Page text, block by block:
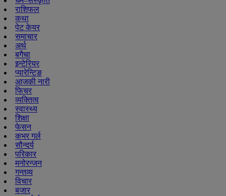
राशिफल
कथा
पेट केयर
समाचार
अर्थ
बगैचा
इन्टेरियर
प्यारेन्टिङ
आजकी नारी
फिचर
व्यक्तित्व
स्वास्थ्य
शिक्षा
फेसन
कभर गर्ल
सौन्दर्य
परिकार
मनोरन्जन
गन्तव्य
विचार
बजार